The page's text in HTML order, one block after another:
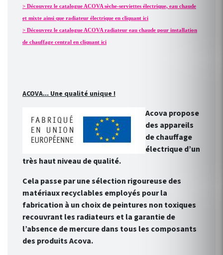
> Découvrez le catalogue ACOVA sèche-serviettes électrique, eau chaude
et mixte ainsi que radiateur électrique en cliquant ici
> Découvrez le catalogue ACOVA radiateur eau chaude pour installation
de chauffage central en cliquant ici
ACOVA... Une qualité unique !
Acova propose
des appareils
de chauffage
électrique d’un
très haut niveau de qualité.
Cela passe par une sélection rigoureuse des
matériaux recyclables employés pour la
fabrication à un choix de peintures non toxiques
recouvrant les radiateurs et la garantie de
l’absence de mercure dans tous les composants
des produits Acova.